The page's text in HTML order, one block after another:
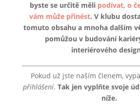
byste se určitě měli podívat, o
vám může přinést. V klubu
tomuto obsahu a mnoha dalším
pomůžou v budování
interiérového
Pokud už jste naším členem,
přihlášení. Tak jen vyplňte svoje
níže.